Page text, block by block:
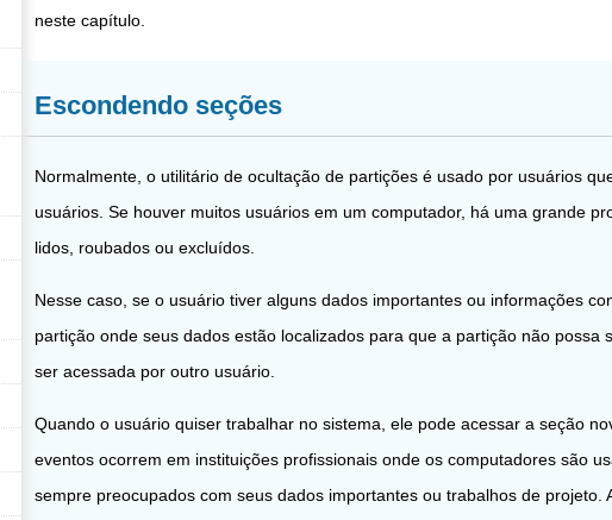
neste capítulo.
Escondendo seções
Normalmente, o utilitário de ocultação de partições é usado por usuários
usuários. Se houver muitos usuários em um computador, há uma grande
lidos, roubados ou excluídos.
Nesse caso, se o usuário tiver alguns dados importantes ou informações
partição onde seus dados estão localizados para que a partição não
ser acessada por outro usuário.
Quando o usuário quiser trabalhar no sistema, ele pode acessar a seção
eventos ocorrem em instituições profissionais onde os computadores são
sempre preocupados com seus dados importantes ou trabalhos de